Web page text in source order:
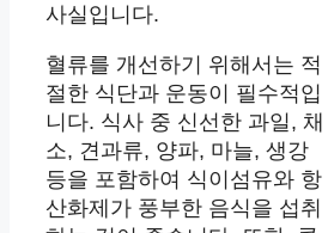
사실입니다.
혈류를 개선하기 위해서는 적
절한 식단과 운동이 필수적입
니다. 식사 중 신선한 과일, 채
소, 견과류, 양파, 마늘, 생강
등을 포함하여 식이섬유와 항
산화제가 풍부한 음식을 섭취